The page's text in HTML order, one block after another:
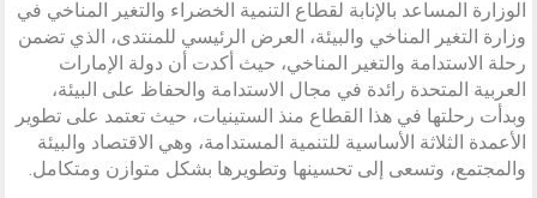
الوزارة المساعد بالإنابة لقطاع التنمية الخضراء والتغير المناخي في
وزارة التغير المناخي والبيئة، العرض الرئيسي للمنتدى، الذي تضمن
رحلة الاستدامة والتغير المناخي، حيث أكدت أن دولة الإمارات
العربية المتحدة رائدة في مجال الاستدامة والحفاظ على البيئة،
وبدأت رحلتها في هذا القطاع منذ الستينيات، حيث تعتمد على تطوير
الأعمدة الثلاثة الأساسية للتنمية المستدامة، وهي الاقتصاد والبيئة
والمجتمع، وتسعى إلى تحسينها وتطويرها بشكل متوازن ومتكامل.